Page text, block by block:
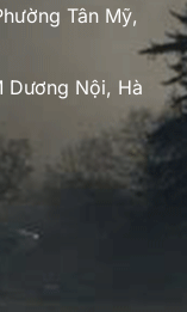
Tân Mỹ,
Dương Nội, Hà